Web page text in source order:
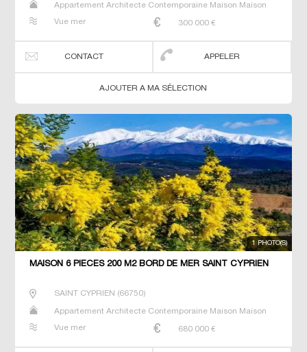
Appartement Architecte Contemporaine Maison Maison
Vue mer
300 000 €
CONTACT APPELER
AJOUTER A MA SÉLECTION
1 PHOTO(S)
MAISON 6 PIECES 200 M2 BORD DE MER SAINT CYPRIEN
SAINT CYPRIEN (66750)
Appartement Architecte Contemporaine Maison Maison
Vue mer
680 000 €